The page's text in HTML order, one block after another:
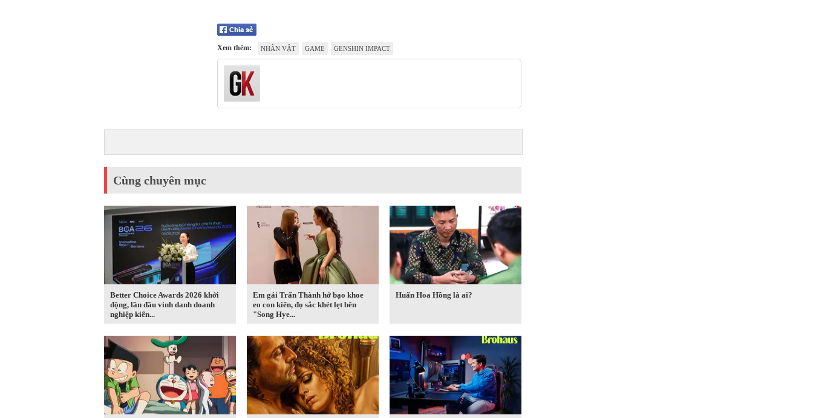
Xem thêm: NHÂN VẬT GAME GENSHIN IMPACT
Cùng chuyên mục
Better Choice Awards 2026 khởi
động, lần đầu vinh danh doanh
nghiệp kiến...
Em gái Trấn Thành hở bạo khoe
eo con kiến, đọ sắc khét lẹt bên
"Song Hye...
Huấn Hoa Hồng là ai?